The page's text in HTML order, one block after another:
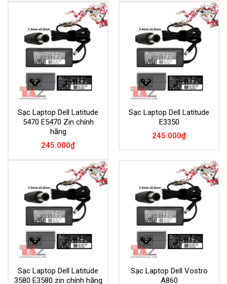
Add to
Wishlist
Sạc Laptop Dell Latitude
5470 E5470 Zin chính
hãng
245.000₫
Add to
Wishlist
Sạc Laptop Dell Latitude
E3350
245.000₫
Add to
Wishlist
Sạc Laptop Dell Latitude
3580 E3580 zin chính hãng
Add to
Wishlist
Sạc Laptop Dell Vostro
A860